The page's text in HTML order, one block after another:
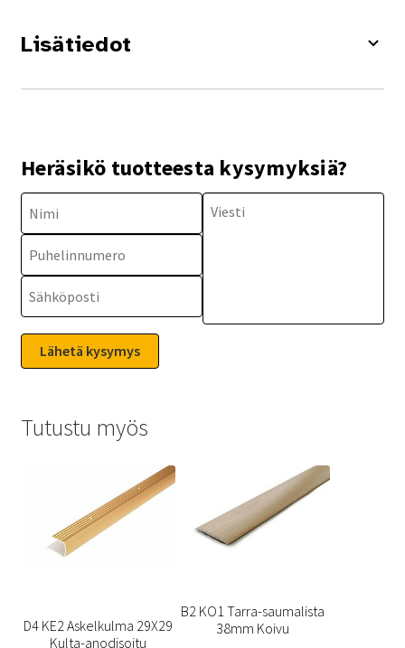
Lisätiedot
Heräsikö tuotteesta kysymyksiä?
Tutustu myös
D4 KE2 Askelkulma 29X29
Kulta-anodisoitu
B2 KO1 Tarra-saumalista
38mm Koivu